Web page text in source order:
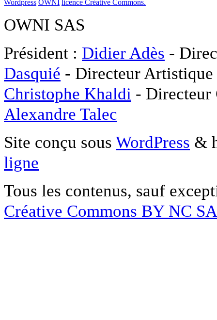
Wordpress OWNI licence Créative Commons.
OWNI SAS
Président : Didier Adès -
Dasquié - Directeur
Christophe Khaldi -
Alexandre Talec
Site conçu sous WordPress &
ligne
Tous les contenus, sauf
Créative Commons BY NC SA